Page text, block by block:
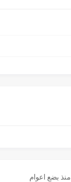
منذ بضع اعوام